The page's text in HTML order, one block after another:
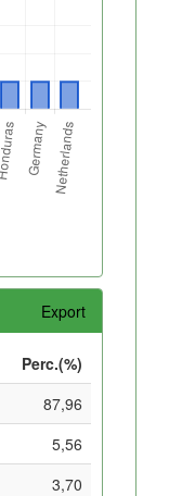
Export
Perc.(%)
87,96
5,56
3,70